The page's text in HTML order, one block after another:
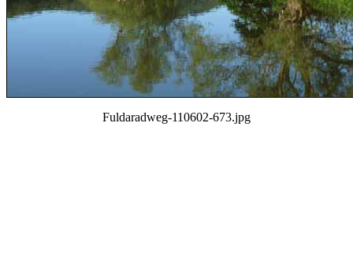
Fuldaradweg-110602-673.jpg